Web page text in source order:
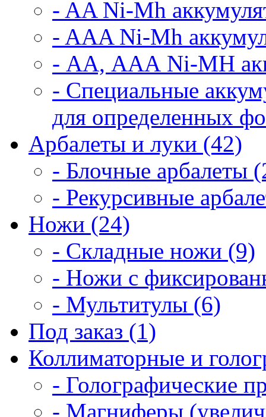
- AA Ni-Mh
- AAA Ni-Mh
- АА, ААА Ni-MH
- Специальные
для определенных
Арбалеты и луки (42)
- Блочные арбалеты
- Рекурсивные
Ножи (24)
- Складные ножи (9)
- Ножи с
- Мультитулы (6)
Под заказ (1)
Коллиматорные и
- Голографические
- Магниферы